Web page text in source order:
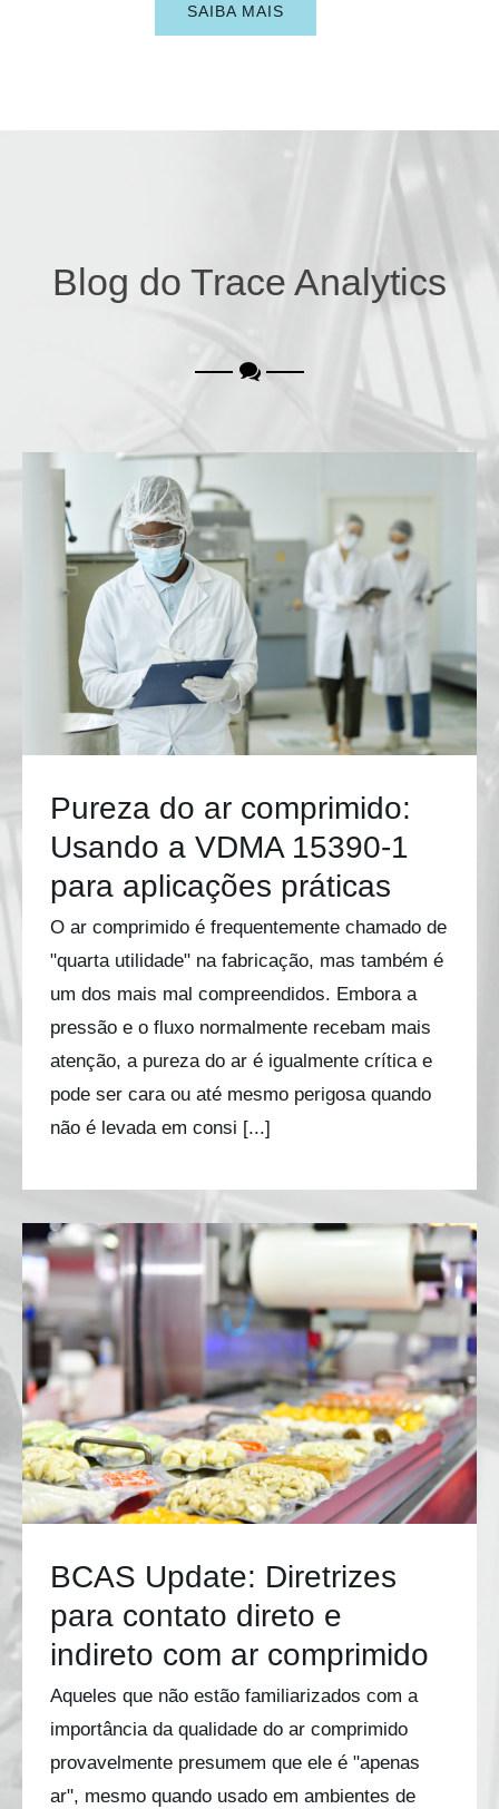
SAIBA MAIS
Blog do Trace Analytics
Pureza do ar comprimido:
Usando a VDMA 15390-1
para aplicações práticas
O ar comprimido é frequentemente chamado de
"quarta utilidade" na fabricação, mas também é
um dos mais mal compreendidos. Embora a
pressão e o fluxo normalmente recebam mais
atenção, a pureza do ar é igualmente crítica e
pode ser cara ou até mesmo perigosa quando
não é levada em consi [...]
BCAS Update: Diretrizes
para contato direto e
indireto com ar comprimido
Aqueles que não estão familiarizados com a
importância da qualidade do ar comprimido
provavelmente presumem que ele é "apenas
ar", mesmo quando usado em ambientes de